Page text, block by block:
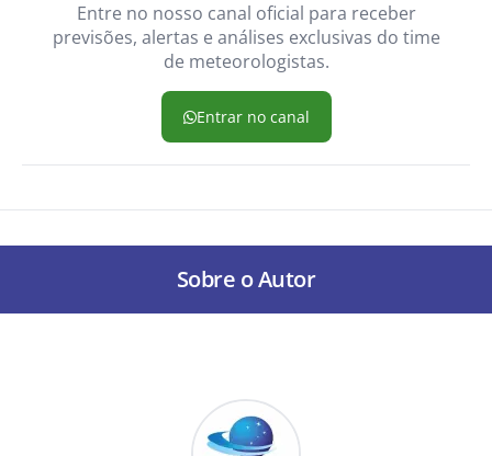
Entre no nosso canal oficial para receber
previsões, alertas e análises exclusivas do time
de meteorologistas.
Entrar no canal
Sobre o Autor